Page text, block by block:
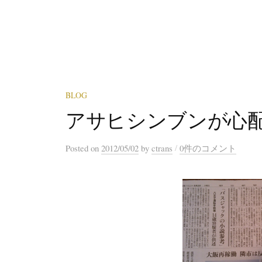
BLOG
アサヒシンブンが心
Posted on 2012/05/02 by ctrans / 0件のコメント